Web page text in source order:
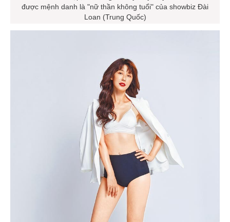
được mệnh danh là "nữ thần không tuổi" của showbiz Đài
Loan (Trung Quốc)